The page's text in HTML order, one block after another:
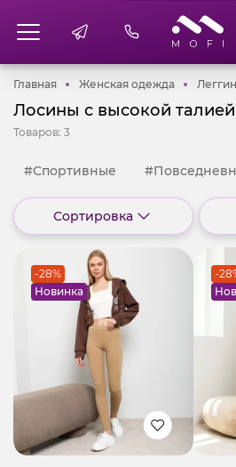
ГлавнаяГлавнаяЖенская одежда Женская
Лосины с высокой
Товаров: 3
#Спортивные
Сортировка
-28%
Новинка
-